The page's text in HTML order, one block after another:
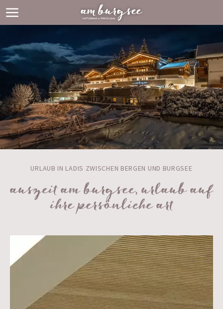
URLAUB IN LADIS ZWISCHEN BERGEN UND BURGSEE
auszeit am burgsee, urlaub auf
ihre persönliche art